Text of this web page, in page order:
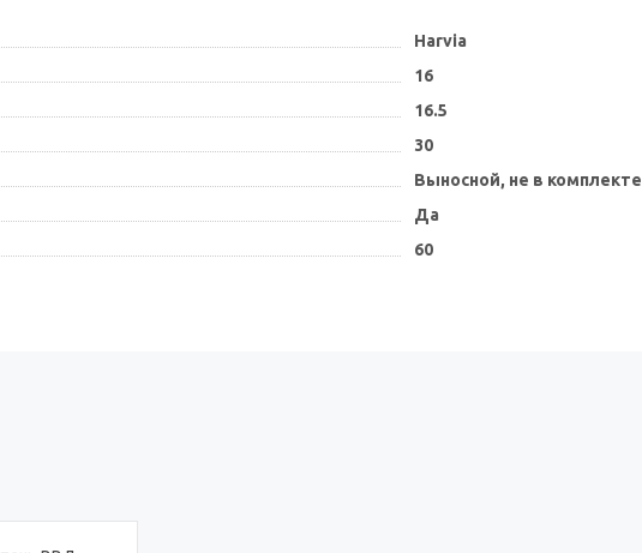
Harvia
16
16.5
30
Выносной, не в комплекте
Да
60